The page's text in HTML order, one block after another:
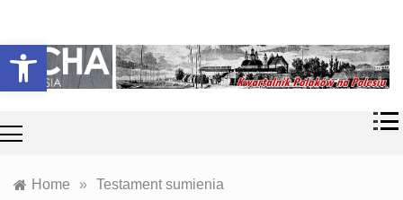
Otwórz pasek narzędzi
content
Echa
Polesia
współczesność
Polaków na
Polesiu.
Home » Testament sumienia